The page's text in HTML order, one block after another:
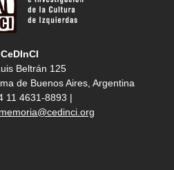
CeDInCI
Beltrán 125
de Buenos Aires, Argentina
11 4631-8893 |